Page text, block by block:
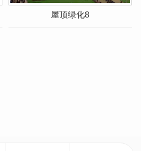
屋顶绿化8